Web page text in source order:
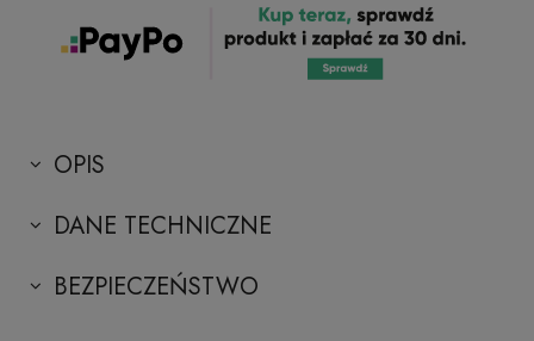
OPIS
DANE TECHNICZNE
BEZPIECZEŃSTWO